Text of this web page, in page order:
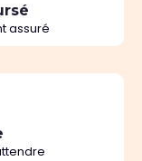
assuré